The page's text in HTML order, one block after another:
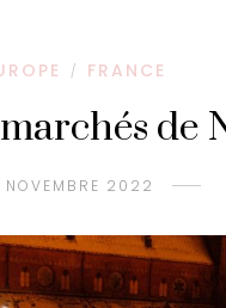
/ FRANCE
de
NOVEMBRE 2022